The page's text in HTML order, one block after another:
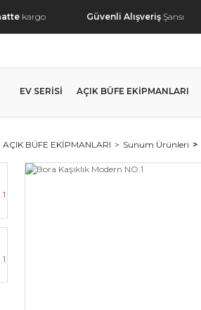
kargo Güvenli Alışveriş Şansı
EV SERİSİ AÇIK BÜFE EKİPMANLARI
AÇIK BÜFE EKİPMANLARI Sunum Ürünleri